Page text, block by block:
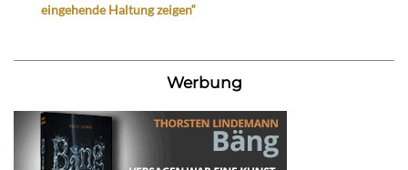
eingehende Haltung zeigen“
Werbung